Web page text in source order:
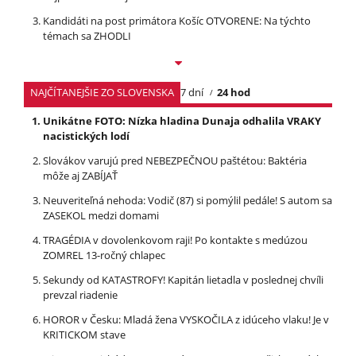
Kandidáti na post primátora Košíc OTVORENE: Na týchto
témach sa ZHODLI
NAJČÍTANEJŠIE ZO SLOVENSKA 7 dní
24 hod
Unikátne FOTO: Nízka hladina Dunaja odhalila VRAKY
nacistických lodí
Slovákov varujú pred NEBEZPEČNOU paštétou: Baktéria
môže aj ZABÍJAŤ
Neuveriteľná nehoda: Vodič (87) si pomýlil pedále! S autom sa
ZASEKOL medzi domami
TRAGÉDIA v dovolenkovom raji! Po kontakte s medúzou
ZOMREL 13-ročný chlapec
Sekundy od KATASTROFY! Kapitán lietadla v poslednej chvíli
prevzal riadenie
HOROR v Česku: Mladá žena VYSKOČILA z idúceho vlaku! Je v
KRITICKOM stave